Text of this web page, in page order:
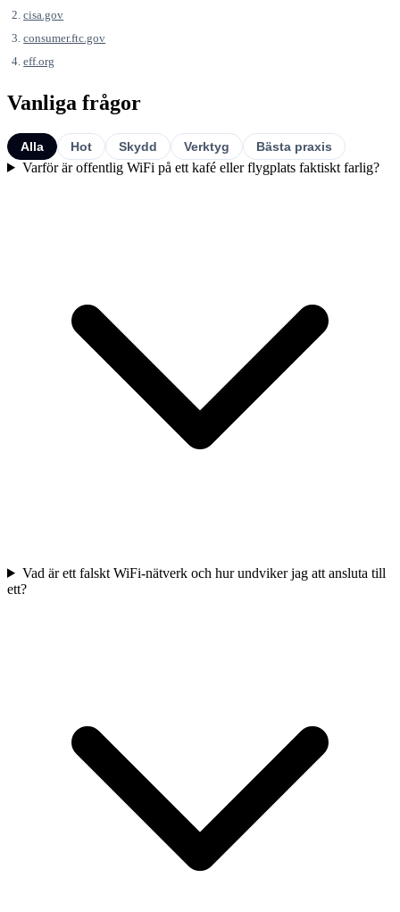
cisa.gov
consumer.ftc.gov
eff.org
Vanliga frågor
Alla Hot Skydd Verktyg Bästa praxis
Varför är offentlig WiFi på ett kafé eller flygplats faktiskt farlig?
Vad är ett falskt WiFi-nätverk och hur undviker jag att ansluta till
ett?